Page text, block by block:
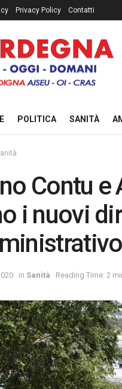
Privacy Policy Contatti
POLITICA SANITÀ
Contu
i nuovi
in Sanità Reading Time: 2